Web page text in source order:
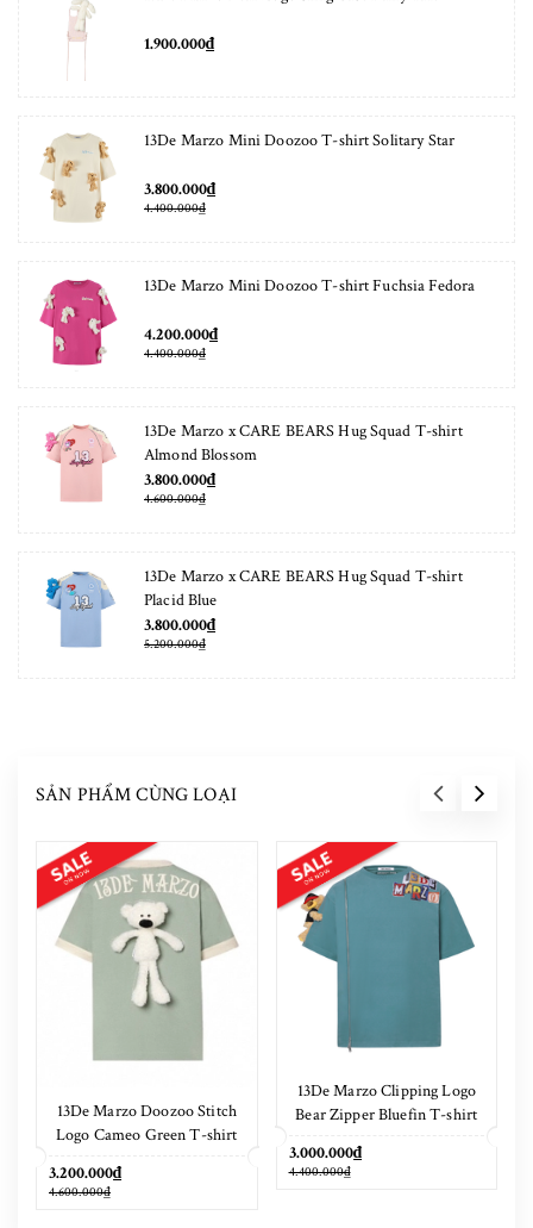
1.900.000₫
13De Marzo Mini Doozoo T-shirt Solitary Star
3.800.000₫
4.400.000₫
13De Marzo Mini Doozoo T-shirt Fuchsia Fedora
4.200.000₫
4.400.000₫
13De Marzo x CARE BEARS Hug Squad T-shirt
Almond Blossom
3.800.000₫
4.600.000₫
13De Marzo x CARE BEARS Hug Squad T-shirt
Placid Blue
3.800.000₫
5.200.000₫
SẢN PHẨM CÙNG LOẠI
13De Marzo Doozoo Stitch
Logo Cameo Green T-shirt
3.200.000₫
4.600.000₫
13De Marzo Clipping Logo
Bear Zipper Bluefin T-shirt
3.000.000₫
4.400.000₫